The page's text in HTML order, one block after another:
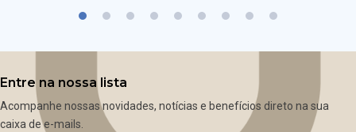
Entre na nossa lista
Acompanhe nossas novidades, notícias e benefícios direto na sua
caixa de e-mails.